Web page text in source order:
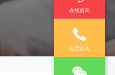
在线咨询
电话咨询